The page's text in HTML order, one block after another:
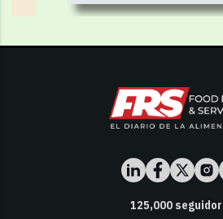
125,000